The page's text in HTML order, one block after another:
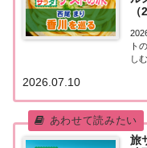
ト
し
ら
西
2026.07.10
旅